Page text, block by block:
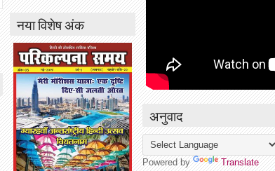
अनुवाद
Powered by Translate
नया विशेष अंक